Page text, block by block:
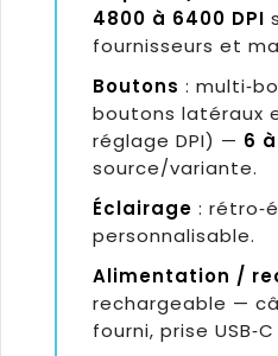
4800 à 6400 DPI
fournisseurs et
Boutons :
boutons latéraux
réglage DPI) — 6
source/variante.
Éclairage :
personnalisable.
Alimentation /
rechargeable —
fourni, prise